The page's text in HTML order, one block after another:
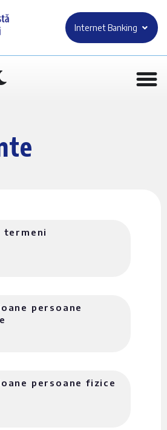
Internet Banking
termeni
persoane
persoane fizice